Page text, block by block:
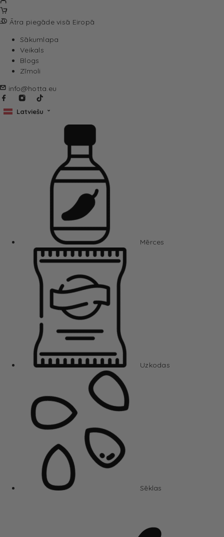
Ātra piegāde visā Eiropā
Sākumlapa
Veikals
Blogs
Zīmoli
info@hotta.eu
Latviešu
Mērces
Uzkodas
Sēklas